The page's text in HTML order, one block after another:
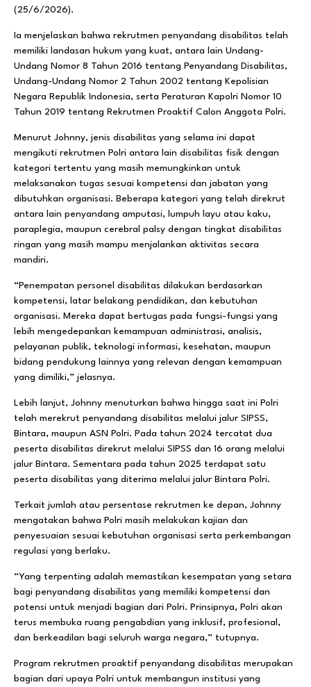
(25/6/2026).
Ia menjelaskan bahwa rekrutmen penyandang disabilitas telah
memiliki landasan hukum yang kuat, antara lain Undang-
Undang Nomor 8 Tahun 2016 tentang Penyandang Disabilitas,
Undang-Undang Nomor 2 Tahun 2002 tentang Kepolisian
Negara Republik Indonesia, serta Peraturan Kapolri Nomor 10
Tahun 2019 tentang Rekrutmen Proaktif Calon Anggota Polri.
Menurut Johnny, jenis disabilitas yang selama ini dapat
mengikuti rekrutmen Polri antara lain disabilitas fisik dengan
kategori tertentu yang masih memungkinkan untuk
melaksanakan tugas sesuai kompetensi dan jabatan yang
dibutuhkan organisasi. Beberapa kategori yang telah direkrut
antara lain penyandang amputasi, lumpuh layu atau kaku,
paraplegia, maupun cerebral palsy dengan tingkat disabilitas
ringan yang masih mampu menjalankan aktivitas secara
mandiri.
“Penempatan personel disabilitas dilakukan berdasarkan
kompetensi, latar belakang pendidikan, dan kebutuhan
organisasi. Mereka dapat bertugas pada fungsi-fungsi yang
lebih mengedepankan kemampuan administrasi, analisis,
pelayanan publik, teknologi informasi, kesehatan, maupun
bidang pendukung lainnya yang relevan dengan kemampuan
yang dimiliki,” jelasnya.
Lebih lanjut, Johnny menuturkan bahwa hingga saat ini Polri
telah merekrut penyandang disabilitas melalui jalur SIPSS,
Bintara, maupun ASN Polri. Pada tahun 2024 tercatat dua
peserta disabilitas direkrut melalui SIPSS dan 16 orang melalui
jalur Bintara. Sementara pada tahun 2025 terdapat satu
peserta disabilitas yang diterima melalui jalur Bintara Polri.
Terkait jumlah atau persentase rekrutmen ke depan, Johnny
mengatakan bahwa Polri masih melakukan kajian dan
penyesuaian sesuai kebutuhan organisasi serta perkembangan
regulasi yang berlaku.
“Yang terpenting adalah memastikan kesempatan yang setara
bagi penyandang disabilitas yang memiliki kompetensi dan
potensi untuk menjadi bagian dari Polri. Prinsipnya, Polri akan
terus membuka ruang pengabdian yang inklusif, profesional,
dan berkeadilan bagi seluruh warga negara,” tutupnya.
Program rekrutmen proaktif penyandang disabilitas merupakan
bagian dari upaya Polri untuk membangun institusi yang